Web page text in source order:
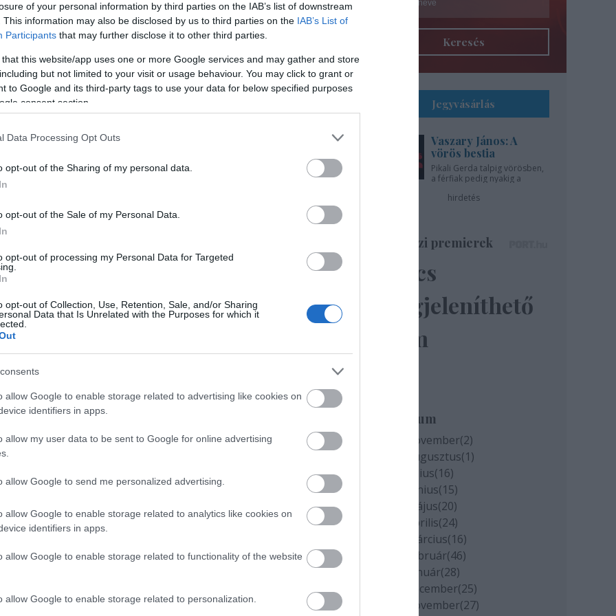
of your personal information by third parties on the IAB’s list of downstream
This information may also be disclosed by us to third parties on the IAB’s List of
Participants that may further disclose it to other third parties.
that this website/app uses one or more Google services and may gather and store
but not limited to your visit or usage behaviour. You may click to grant or
to Google and its third-party tags to use your data for below specified purposes
consent section.
Data Processing Opt Outs
opt-out of the Sharing of my personal data.
opt-out of the Sale of my Personal Data.
opt-out of processing my Personal Data for Targeted
opt-out of Collection, Use, Retention, Sale, and/or Sharing
Data that Is Unrelated with the Purposes for which it
allow Google to enable storage related to advertising like cookies on
identifiers in apps.
allow my user data to be sent to Google for online advertising
allow Google to send me personalized advertising.
allow Google to enable storage related to analytics like cookies on
identifiers in apps.
allow Google to enable storage related to functionality of the website
allow Google to enable storage related to personalization.
Sodró Eliza: "Színészként a katarzist nem
tudjuk garantálni"
„Ilyen rendkívüli és teljesen egyedi helyzettel
még nem kellett szembenéznünk.”
terjedését megakadályozó és érthető kormányzati
Őze Áron: „a színház élő műfaj, amelynek varázsa
A Bartók Kamaraszínház és Művészetek Háza
Magyarországon elsőként előleget fizet jövedelem
bevezetett korlátozások időszaka alatt.
Kovács András Péter: „Mindig átéreztem a
humoristák társadalmi felelősségvállalásának
leghatásosabban szólította meg az embereket a
András Péter karantén slágerével, amely pillanatok
Keresés
Jegyvásárlás
Vaszary János: A
vörös bestia
Pikali Gerda talpig vörösben,
a férfiak pedig nyakig a
hirdetés
Színházi premierek
Nincs
megjeleníthető
elem
Archívum
2020 november(2)
2020 augusztus(1)
2020 július(16)
2020 június(15)
2020 május(20)
2020 április(24)
2020 március(16)
2020 február(46)
2020 január(28)
2019 december(25)
2019 november(27)